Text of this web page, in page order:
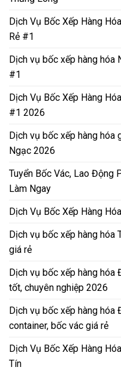
Dịch Vụ Bốc Xếp Hàng
Rẻ #1
Dịch vụ bốc xếp hàng hóa
#1
Dịch Vụ Bốc Xếp Hàng
#1 2026
Dịch vụ bốc xếp hàng hóa
Ngạc 2026
Tuyển Bốc Vác, Lao Động
Làm Ngay
Dịch Vụ Bốc Xếp Hàng
Dịch vụ bốc xếp hàng hóa
giá rẻ
Dịch vụ bốc xếp hàng hóa
tốt, chuyên nghiệp 2026
Dịch vụ bốc xếp hàng hóa
container, bốc vác giá rẻ
Dịch Vụ Bốc Xếp Hàng
Tín